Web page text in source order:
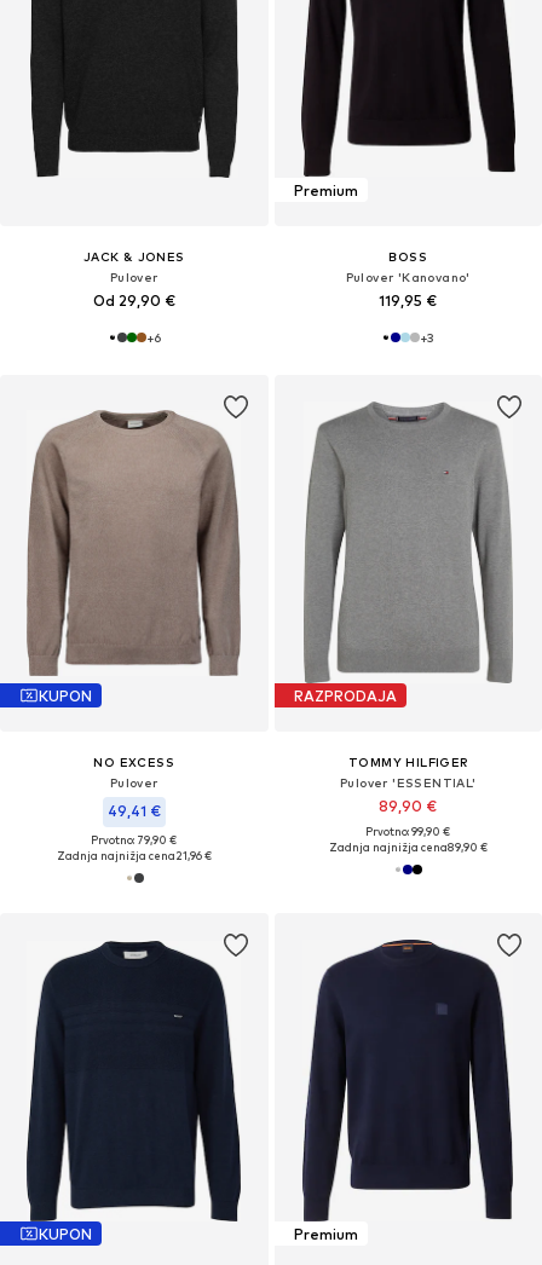
JACK & JONES
Pulover
Od 29,90 €
+6
Premium
BOSS
Pulover 'Kanovano'
119,95 €
+3
KUPON
NO EXCESS
Pulover
49,41 €
Prvotno: 79,90 €
Zadnja najnižja cena21,96 €
RAZPRODAJA
TOMMY HILFIGER
Pulover 'ESSENTIAL'
89,90 €
Prvotno: 99,90 €
Zadnja najnižja cena89,90 €
KUPON Premium